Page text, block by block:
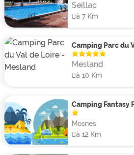
Seillac
à 7 Km
Camping Parc du
Mesland
à 10 Km
Camping Fantasy
Mosnes
à 12 Km